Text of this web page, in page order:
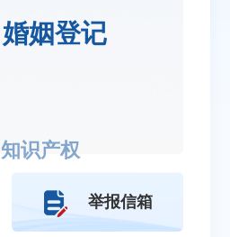
知识产权
婚姻登记
举报信箱